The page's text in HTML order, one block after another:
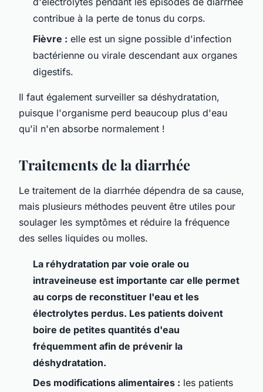
contribue à la perte de tonus du corps.
Fièvre : elle est un signe possible d'infection
bactérienne ou virale descendant aux organes
digestifs.
Il faut également surveiller sa déshydratation,
puisque l'organisme perd beaucoup plus d'eau
qu'il n'en absorbe normalement !
Traitements de la diarrhée
Le traitement de la diarrhée dépendra de sa cause,
mais plusieurs méthodes peuvent être utiles pour
soulager les symptômes et réduire la fréquence
des selles liquides ou molles.
La réhydratation par voie orale ou
intraveineuse est importante car elle permet
au corps de reconstituer l'eau et les
électrolytes perdus. Les patients doivent
boire de petites quantités d'eau
fréquemment afin de prévenir la
déshydratation.
Des modifications alimentaires : les patients